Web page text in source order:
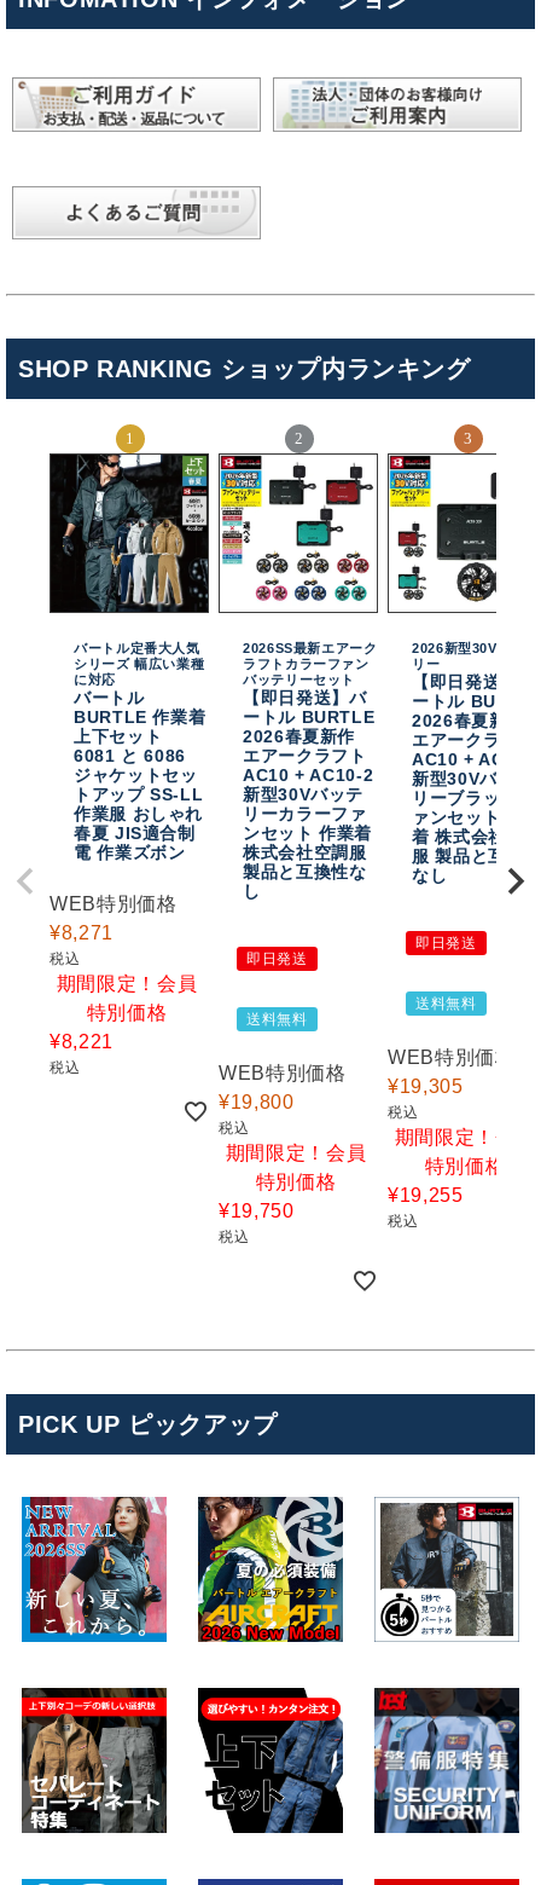
SHOP RANKING ショップ内ランキング
バートル定番大人気
シリーズ 幅広い業種
に対応
バートル
BURTLE 作業着
上下セット
6081 と 6086
ジャケットセッ
トアップ SS-LL
作業服 おしゃれ
春夏 JIS適合制
電 作業ズボン
WEB特別価格
¥8,271
税込
期間限定！会員
特別価格
¥8,221
税込
2026SS最新エアーク
ラフトカラーファン
バッテリーセット
【即日発送】バ
ートル BURTLE
2026春夏新作
エアークラフト
AC10 + AC10-2
新型30Vバッテ
リーカラーファ
ンセット 作業着
株式会社空調服
製品と互換性な
し
即日発送
送料無料
WEB特別価格
¥19,800
税込
期間限定！会員
特別価格
¥19,750
税込
2026新型30Vバッテ
リー
【即日発送】バ
ートル
2026春夏新作
エアークラフト
AC10 + AC10-
新型30Vバッテ
リーブラックフ
ァンセット 作業
着 株式会社空調
服 製品と互換性
なし
即日発送
送料無料
WEB特別価格
¥19,305
税込
期間限定！会員
特別価格
¥19,255
税込
PICK UP ピックアップ